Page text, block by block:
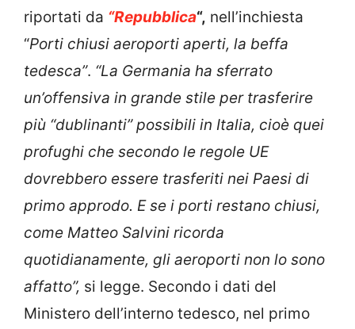
riportati da “Repubblica“, nell’inchiesta
“Porti chiusi aeroporti aperti, la beffa
tedesca”. “La Germania ha sferrato
un’offensiva in grande stile per trasferire
più “dublinanti” possibili in Italia, cioè quei
profughi che secondo le regole UE
dovrebbero essere trasferiti nei Paesi di
primo approdo. E se i porti restano chiusi,
come Matteo Salvini ricorda
quotidianamente, gli aeroporti non lo sono
affatto”, si legge. Secondo i dati del
Ministero dell’interno tedesco, nel primo